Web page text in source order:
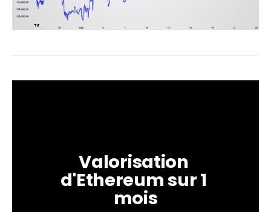
Valorisation
d'Ethereum sur 1
mois